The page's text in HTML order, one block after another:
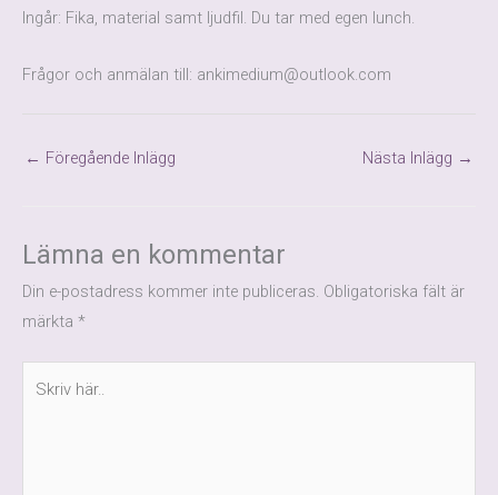
Ingår: Fika, material samt ljudfil. Du tar med egen lunch.
Frågor och anmälan till: ankimedium@outlook.com
← Föregående Inlägg Nästa Inlägg →
Lämna en kommentar
Din e-postadress kommer inte publiceras. Obligatoriska fält är
märkta *